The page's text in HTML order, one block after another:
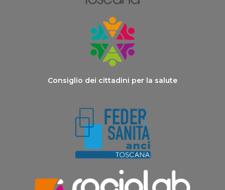
Consiglio dei cittadini per la salute